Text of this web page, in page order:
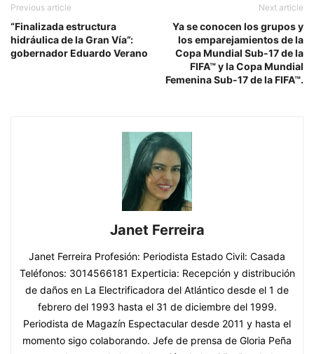
Previous article
“Finalizada estructura
hidráulica de la Gran Vía”:
gobernador Eduardo Verano
Next article
Ya se conocen los grupos y
los emparejamientos de la
Copa Mundial Sub-17 de la
FIFA™ y la Copa Mundial
Femenina Sub-17 de la FIFA™.
Janet Ferreira
Janet Ferreira Profesión: Periodista Estado Civil: Casada
Teléfonos: 3014566181 Experticia: Recepción y distribución
de daños en La Electrificadora del Atlántico desde el 1 de
febrero del 1993 hasta el 31 de diciembre del 1999.
Periodista de Magazín Espectacular desde 2011 y hasta el
momento sigo colaborando. Jefe de prensa de Gloria Peña